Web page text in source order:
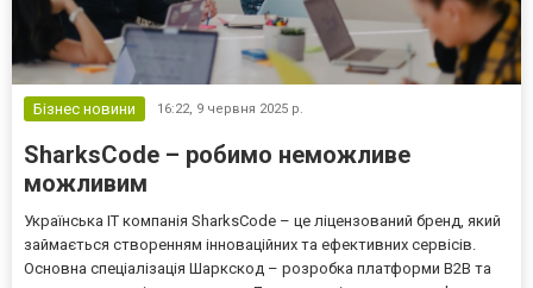
Бізнес новини 16:22, 9 червня 2025 р.
SharksCode – робимо неможливе
можливим
Українська IT компанія SharksCode – це ліцензований бренд, який
займається створенням інноваційних та ефективних сервісів.
Основна спеціалізація Шаркскод – розробка платформи B2B та